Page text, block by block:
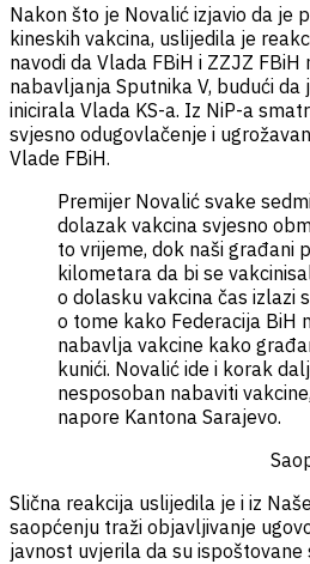
Nakon što je Novalić izjavio da je
kineskih vakcina, uslijedila je
navodi da Vlada FBiH i ZZJZ
nabavljanja Sputnika V, budući da
inicirala Vlada KS-a. Iz NiP-a
svjesno odugovlačenje i
Vlade FBiH.
Premijer Novalić svake
dolazak vakcina svjesno
to vrijeme, dok naši građani
kilometara da bi se
o dolasku vakcina čas izlazi
o tome kako Federacija BiH
nabavlja vakcine kako
kunići. Novalić ide i korak
nesposoban nabaviti
napore Kantona Sarajevo.
Slična reakcija uslijedila je i iz
saopćenju traži objavljivanje
javnost uvjerila da su ispoštovane